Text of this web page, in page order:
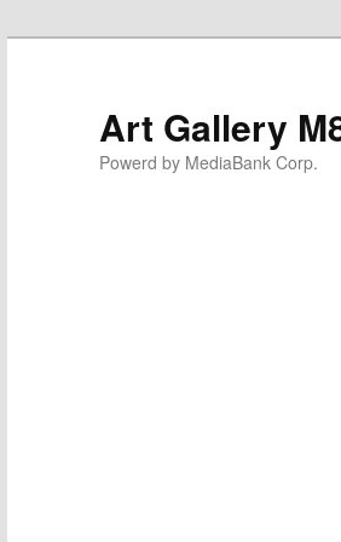
Art Gallery
Powerd by MediaBank Corp.